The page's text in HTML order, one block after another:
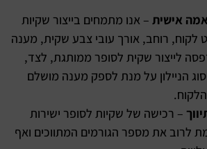
אישית – אנו מתמחים בייצור שקיות
לקוח, רוחב, אורך עובי צבע שקית, מענה
לייצור שקית לסופר ממותגת, לצד,
הניילון על מנת לספק מענה מושלם
– רכישה של שקיות לסופר ישירות
לרוב את מספר הגורמים המתווכים ואף